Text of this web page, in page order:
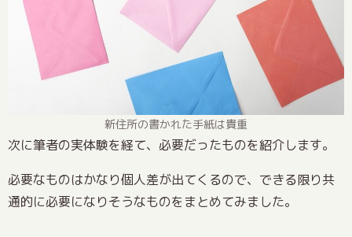
新住所の書かれた手紙は貴重
次に筆者の実体験を経て、必要だったものを紹介します。
必要なものはかなり個人差が出てくるので、できる限り共
通的に必要になりそうなものをまとめてみました。